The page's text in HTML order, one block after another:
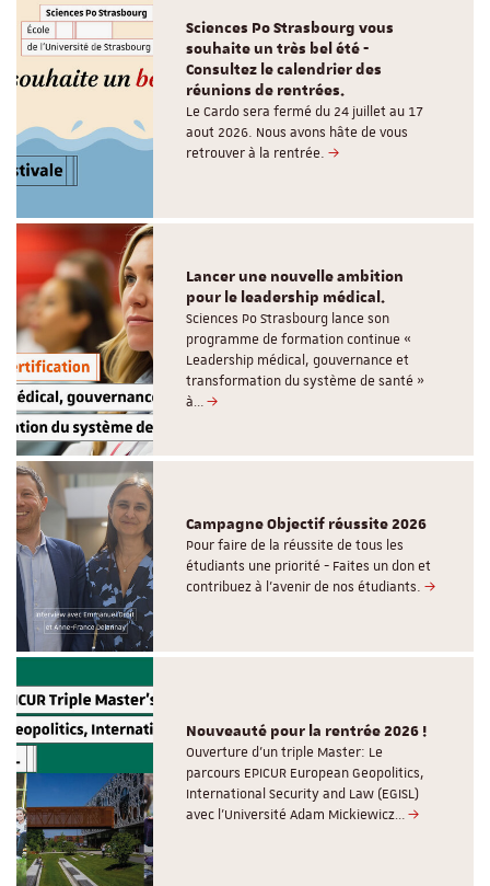
Sciences Po Strasbourg vous
souhaite un très bel été -
Consultez le calendrier des
réunions de rentrées.
Le Cardo sera fermé du 24 juillet au 17
aout 2026. Nous avons hâte de vous
retrouver à la rentrée.
Lancer une nouvelle ambition
pour le leadership médical.
Sciences Po Strasbourg lance son
programme de formation continue «
Leadership médical, gouvernance et
transformation du système de santé »
à…
Campagne Objectif réussite 2026
Pour faire de la réussite de tous les
étudiants une priorité - Faites un don et
contribuez à l’avenir de nos étudiants.
Nouveauté pour la rentrée 2026 !
Ouverture d'un triple Master: Le
parcours EPICUR European Geopolitics,
International Security and Law (EGISL)
avec l’Université Adam Mickiewicz…